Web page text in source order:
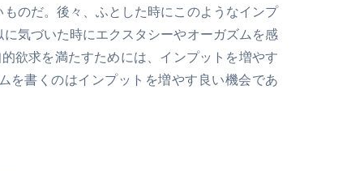
のだ。後々、ふとした時にこのようなインプ
気づいた時にエクスタシーやオーガズムを感
欲求を満たすためには、インプットを増やす
を書くのはインプットを増やす良い機会であ